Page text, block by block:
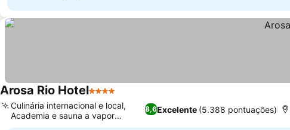
Arosa Rio Hotel4 Estrelas
8,6Excelente (5.388 pontuações)
Culinária internacional e local,
Academia e sauna a vapor
dedicadas